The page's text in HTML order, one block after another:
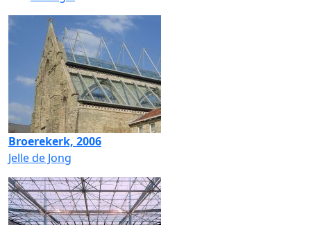
Broerekerk, 2006
Jelle de Jong